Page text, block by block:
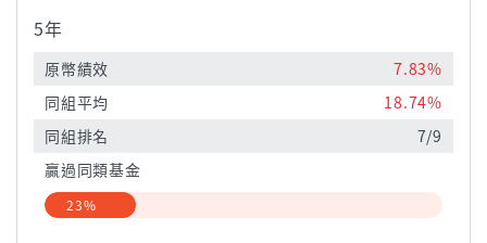
5年
原幣績效
7.83%
同組平均
18.74%
同組排名
7/9
贏過同類基金
23%